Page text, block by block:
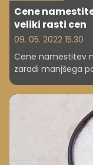
Cene
veliki rasti cen
09. 05. 2022 15.30
Cene namestitev
zaradi manjšega
pa bo bivanje v
sezone dražje tudi
bivanje na jugu